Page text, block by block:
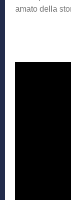
amato della